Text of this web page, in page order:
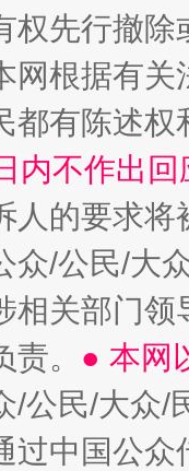
权先行撤
网根据有
都有陈述
内不作出
人的要求将
众/公民/大
相关部门
。 ● 本网
/公民/大众
过中国公